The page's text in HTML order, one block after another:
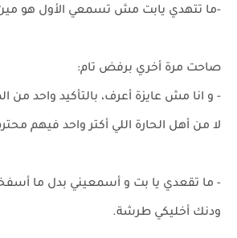
-ما تتهدي يابت مش تسمعي الأول هو
صاحت مرة أخري برفض تام:
- و انا مش عايزة أعرف، بالتأكيد واحد من
لا من أهل الحارة اللي أكتر واحد فيهم
- ما تقعدي يا بت و أسمعيني بدل ما
ودنك أخليكي طرشة.